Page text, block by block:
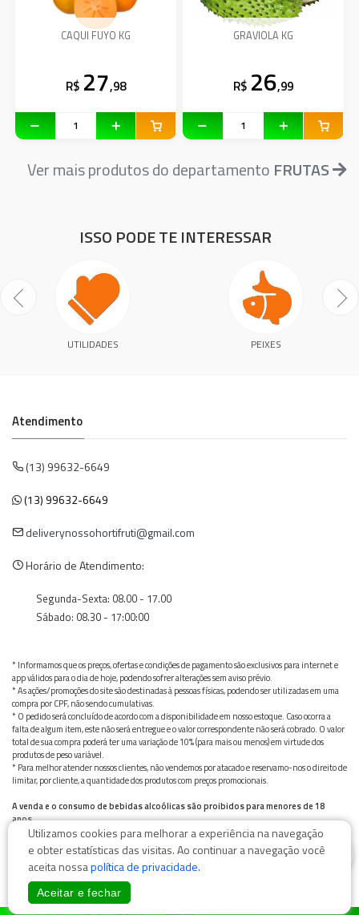
CAQUI FUYO KG
R$ 27,98
GRAVIOLA KG
R$ 26,99
Ver mais produtos do departamento FRUTAS
ISSO PODE TE INTERESSAR
UTILIDADES PEIXES
Atendimento
(13) 99632-6649
(13) 99632-6649
deliverynossohortifruti@gmail.com
Horário de Atendimento:
Segunda-Sexta: 08.00 - 17.00
Sábado: 08.30 - 17:00:00
* Informamos que os preços, ofertas e condições de pagamento são exclusivos para internet e
app válidos para o dia de hoje, podendo sofrer alterações sem aviso prévio.
* As ações/promoções do site são destinadas à pessoas físicas, podendo ser utilizadas em uma
compra por CPF, não sendo cumulativas.
* O pedido será concluído de acordo com a disponibilidade em nosso estoque. Caso ocorra a
falta de algum item, este não será entregue e o valor correspondente não será cobrado. O valor
total de sua compra poderá ter uma variação de 10% (para mais ou menos) em virtude dos
produtos de peso variável.
* Para melhor atender nossos clientes, não vendemos por atacado e reservamo-nos o direito de
limitar, por cliente, a quantidade dos produtos com preços promocionais.
A venda e o consumo de bebidas alcoólicas são proibidos para menores de 18
anos.
Bebida alcoólica pode causar dependência química e, em excesso, provoca graves males à saúde.
Beba com moderação
Utilizamos cookies para melhorar a experiência na navegação
e obter estatísticas das visitas. Ao continuar a navegação você
aceita nossapolítica de privacidade.
Aceitar e fechar